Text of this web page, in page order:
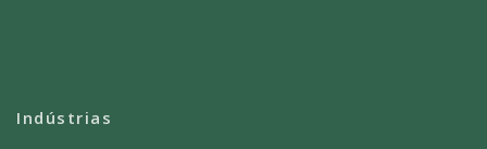
Indústrias